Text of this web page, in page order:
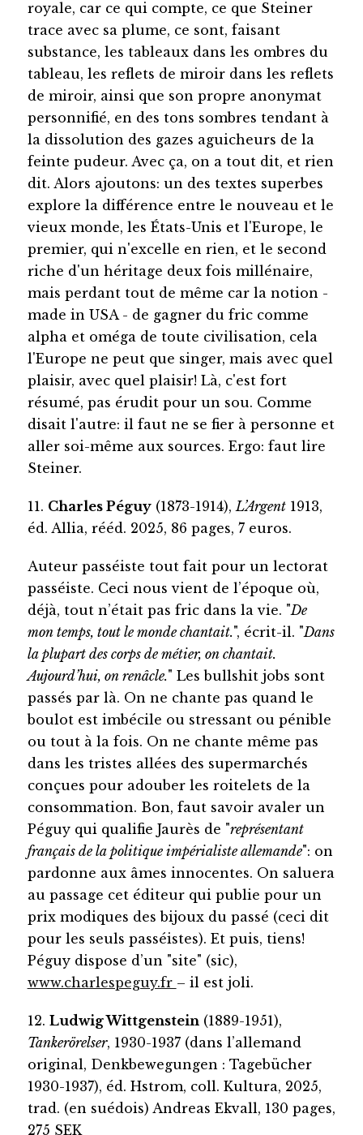
royale, car ce qui compte, ce que Steiner
trace avec sa plume, ce sont, faisant
substance, les tableaux dans les ombres du
tableau, les reflets de miroir dans les reflets
de miroir, ainsi que son propre anonymat
personnifié, en des tons sombres tendant à
la dissolution des gazes aguicheurs de la
feinte pudeur. Avec ça, on a tout dit, et rien
dit. Alors ajoutons: un des textes superbes
explore la différence entre le nouveau et le
vieux monde, les États-Unis et l'Europe, le
premier, qui n'excelle en rien, et le second
riche d'un héritage deux fois millénaire,
mais perdant tout de même car la notion -
made in USA - de gagner du fric comme
alpha et oméga de toute civilisation, cela
l'Europe ne peut que singer, mais avec quel
plaisir, avec quel plaisir! Là, c'est fort
résumé, pas érudit pour un sou. Comme
disait l'autre: il faut ne se fier à personne et
aller soi-même aux sources. Ergo: faut lire
Steiner.
11. Charles Péguy(1873-1914), L’Argent1913,
éd. Allia, rééd. 2025, 86 pages, 7 euros.
Auteur passéiste tout fait pour un lectorat
passéiste. Ceci nous vient de l’époque où,
déjà, tout n’était pas fric dans la vie. "De
mon temps, tout le monde chantait.", écrit-il. "Dans
la plupart des corps de métier, on chantait.
Aujourd’hui, on renâcle." Les bullshit jobs sont
passés par là. On ne chante pas quand le
boulot est imbécile ou stressant ou pénible
ou tout à la fois. On ne chante même pas
dans les tristes allées des supermarchés
conçues pour adouber les roitelets de la
consommation. Bon, faut savoir avaler un
Péguy qui qualifie Jaurès de "représentant
français de la politique impérialiste allemande": on
pardonne aux âmes innocentes. On saluera
au passage cet éditeur qui publie pour un
prix modiques des bijoux du passé (ceci dit
pour les seuls passéistes). Et puis, tiens!
Péguy dispose d’un "site" (sic),
www.charlespeguy.fr – il est joli.
12. Ludwig Wittgenstein (1889-1951),
Tankerörelser, 1930-1937 (dans l’allemand
original, Denkbewegungen : Tagebücher
1930-1937), éd. Hstrom, coll. Kultura, 2025,
trad. (en suédois) Andreas Ekvall, 130 pages,
275 SEK